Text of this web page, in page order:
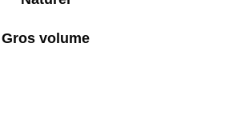
Gros volume